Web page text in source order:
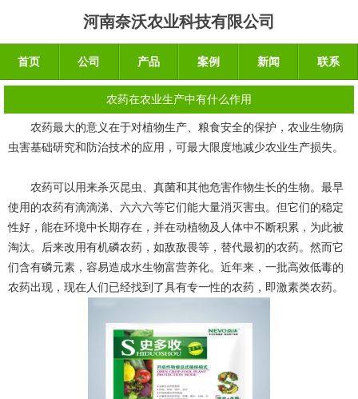
河南奈沃农业科技有限公司
首页 公司 产品 案例 新闻 联系
农药在农业生产中有什么作用
农药最大的意义在于对植物生产、粮食安全的保护，农业生物病
虫害基础研究和防治技术的应用，可最大限度地减少农业生产损失。
农药可以用来杀灭昆虫、真菌和其他危害作物生长的生物。最早
使用的农药有滴滴涕、六六六等它们能大量消灭害虫。但它们的稳定
性好，能在环境中长期存在，并在动植物及人体中不断积累，为此被
淘汰。后来改用有机磷农药，如敌敌畏等，替代最初的农药。然而它
们含有磷元素，容易造成水生物富营养化。近年来，一批高效低毒的
农药出现，现在人们已经找到了具有专一性的农药，即激素类农药。